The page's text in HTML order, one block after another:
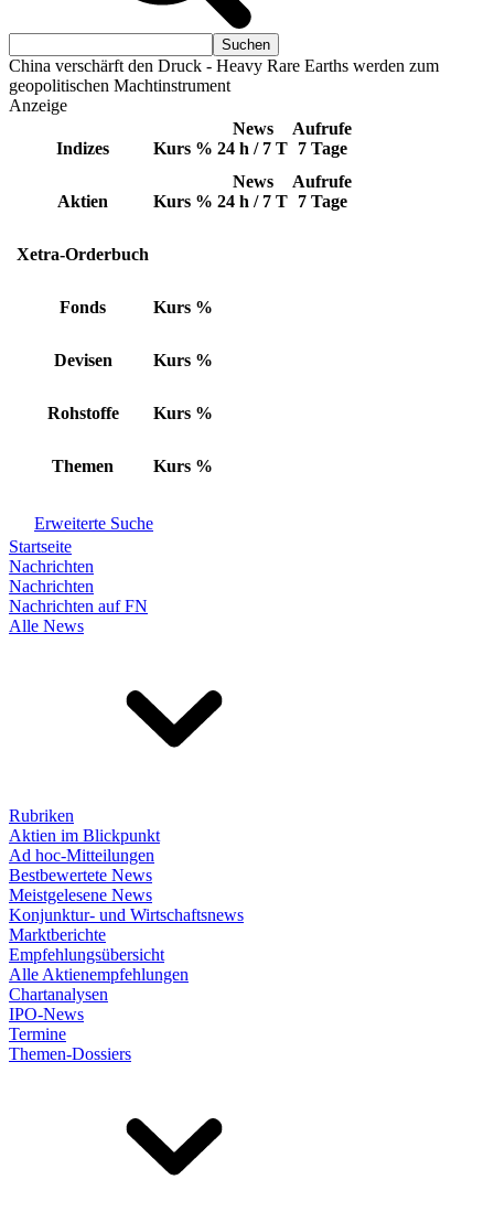
China verschärft den Druck - Heavy Rare Earths werden zum
geopolitischen Machtinstrument
Anzeige
Indizes Kurs %
News
24 h / 7 T
Aufrufe
7 Tage
Aktien Kurs %
News
24 h / 7 T
Aufrufe
7 Tage
Xetra-Orderbuch
Fonds Kurs %
Devisen Kurs %
Rohstoffe Kurs %
Themen Kurs %
Erweiterte Suche
Startseite
Nachrichten
Nachrichten
Nachrichten auf FN
Alle News
Rubriken
Aktien im Blickpunkt
Ad hoc-Mitteilungen
Bestbewertete News
Meistgelesene News
Konjunktur- und Wirtschaftsnews
Marktberichte
Empfehlungsübersicht
Alle Aktienempfehlungen
Chartanalysen
IPO-News
Termine
Themen-Dossiers